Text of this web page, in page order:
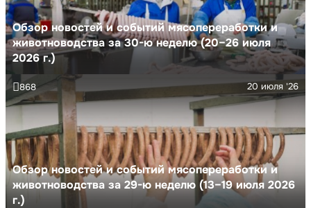
Обзор новостей и событий мясопереработки и
животноводства за 30-ю неделю (20–26 июля
2026 г.)
Обзор новостей и событий мясопереработки и
животноводства за 29-ю неделю (13–19 июля 2026
г.)
20 июля '26
868